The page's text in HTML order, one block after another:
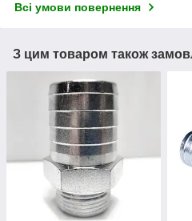
Всі умови повернення
З цим товаром також